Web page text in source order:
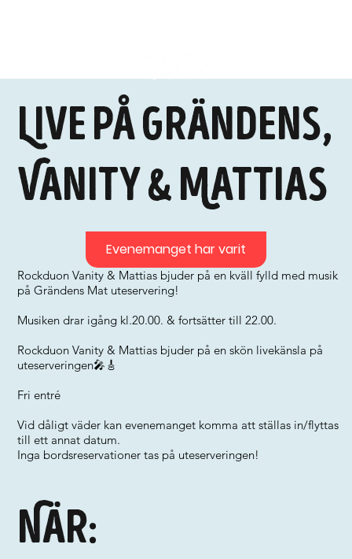
Live på Grändens,
Vanity & Mattias
Rockduon Vanity & Mattias bjuder på en kväll fylld med musik
på Grändens Mat uteservering!
Musiken drar igång kl.20.00. & fortsätter till 22.00.
Rockduon Vanity & Mattias bjuder på en skön livekänsla på
uteserveringen🎤🎸
Fri entré
Vid dåligt väder kan evenemanget komma att ställas in/flyttas
till ett annat datum.
Inga bordsreservationer tas på uteserveringen!
När:
Evenemanget har varit